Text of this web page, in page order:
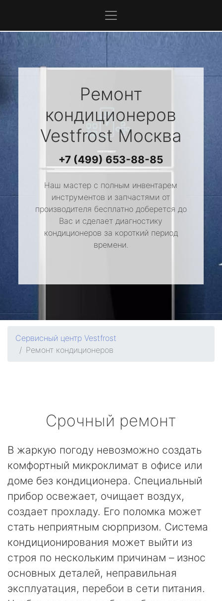
Ремонт
кондиционеров
Vestfrost Москва
+7 (499) 653-88-85
Наш мастер с полным инвентарем
инструментов и запчастями от
производителя бесплатно доберется до
Вас и сделает диагностику
кондиционеров за короткий период
времени.
Сервисный центр Vestfrost
Ремонт кондиционеров
Срочный ремонт
В жаркую погоду невозможно создать
комфортный микроклимат в офисе или
доме без кондиционера. Специальный
прибор освежает, очищает воздух,
создает прохладу. Его поломка может
стать неприятным сюрпризом. Система
кондиционирования может выйти из
строя по нескольким причинам – износ
основных деталей, неправильная
эксплуатация, перебои в сети питания.